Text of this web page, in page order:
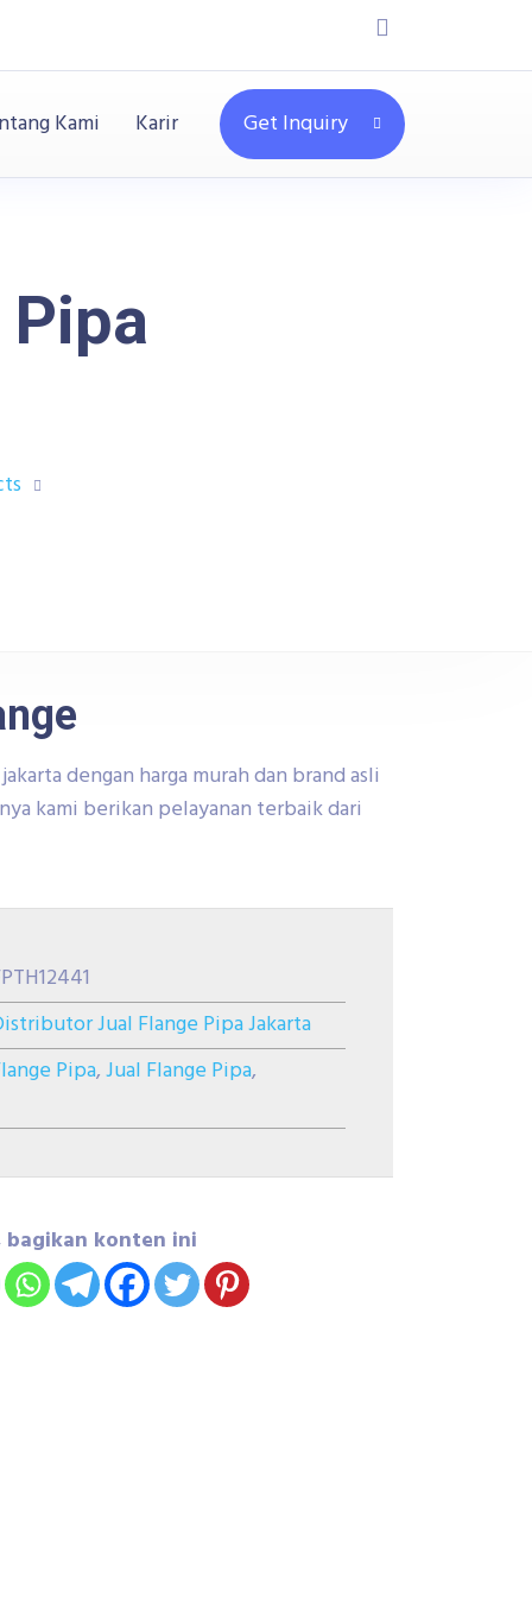
Kami Karir Get Inquiry
dengan harga murah dan brand asli
kami berikan pelayanan terbaik dari
Jual Flange Pipa Jakarta
Pipa,Jual Flange Pipa,
bagikan konten ini